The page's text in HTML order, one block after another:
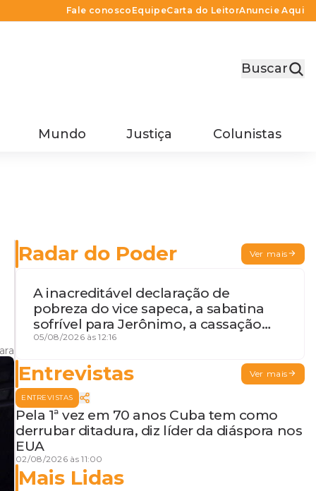
Fale conosco EquipeCarta do LeitorAnuncie Aqui
Buscar
Mundo Justiça Colunistas
Radar do Poder Ver mais
A inacreditável declaração de
pobreza do vice sapeca, a sabatina
sofrível para Jerônimo, a cassação
iminente da desembargadora e a
05/08/2026 às 12:16
Entrevistas Ver mais
ENTREVISTAS
Pela 1ª vez em 70 anos Cuba tem como
derrubar ditadura, diz líder da diáspora nos
EUA
02/08/2026 às 11:00
Mais Lidas